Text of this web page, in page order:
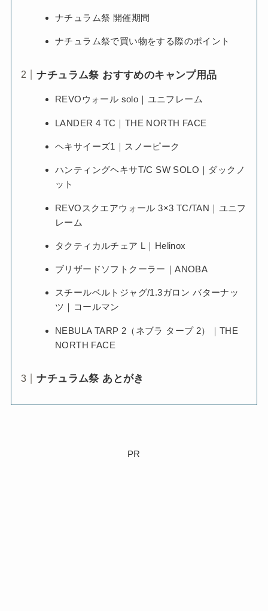
ナチュラム祭 開催期間
ナチュラム祭で買い物をする際のポイント
ナチュラム祭 おすすめのキャンプ用品
REVOウォール solo｜ユニフレーム
LANDER 4 TC｜THE NORTH FACE
ヘキサイーズ1｜スノーピーク
ハンティングヘキサT/C SW SOLO｜ダックノ
ット
REVOスクエアウォール 3×3 TC/TAN｜ユニフ
レーム
タクティカルチェア L｜Helinox
ブリザードソフトクーラー｜ANOBA
スチールベルトジャグ/1.3ガロン バターナッ
ツ｜コールマン
NEBULA TARP 2（ネブラ タープ 2）｜THE
NORTH FACE
ナチュラム祭 あとがき
PR